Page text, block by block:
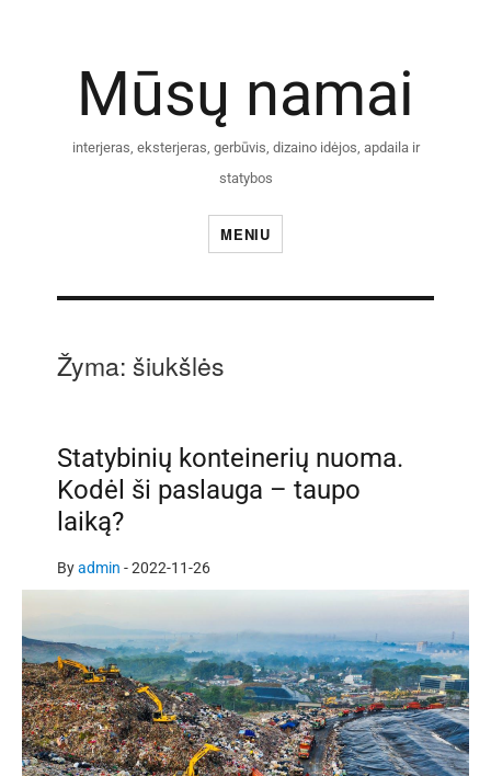
Mūsų namai
interjeras, eksterjeras, gerbūvis, dizaino idėjos, apdaila ir
statybos
MENIU
Žyma: šiukšlės
Statybinių konteinerių nuoma.
Kodėl ši paslauga – taupo
laiką?
Byadmin -2022-11-26